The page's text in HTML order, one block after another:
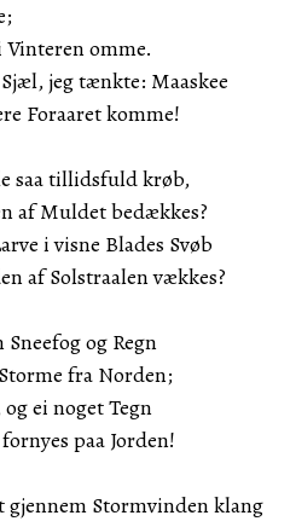
omme.
jeg tænkte: Maaskee
komme!
saa tillidsfuld krøb,
Muldet bedækkes?
i visne Blades Svøb
Solstraalen vækkes?
og Regn
fra Norden;
ei noget Tegn
paa Jorden!
gjennem Stormvinden klang